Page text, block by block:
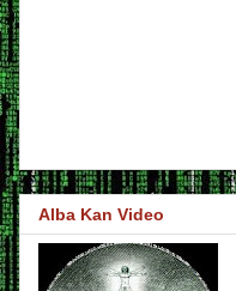
Alba Kan Video